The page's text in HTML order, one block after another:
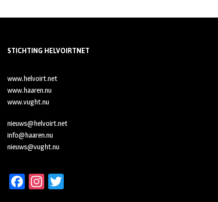
STICHTING HELVOIRTNET
www.helvoirt.net
www.haaren.nu
www.vught.nu
nieuws@helvoirt.net
info@haaren.nu
nieuws@vught.nu
Fa In